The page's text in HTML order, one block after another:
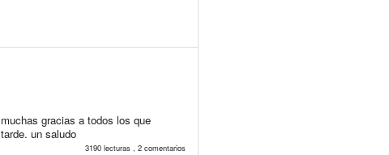
gracias a todos los que
un saludo
3190 lecturas , 2 comentarios